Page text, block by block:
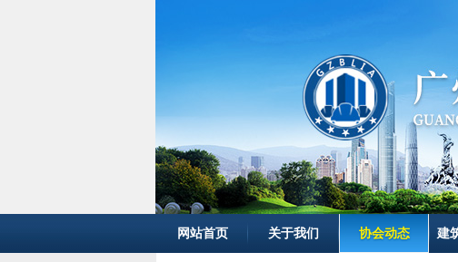
网站首页 关于我们 协会动态 建